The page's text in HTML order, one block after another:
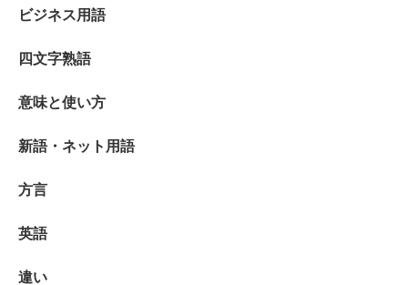
ビジネス用語
四文字熟語
意味と使い方
新語・ネット用語
方言
英語
違い